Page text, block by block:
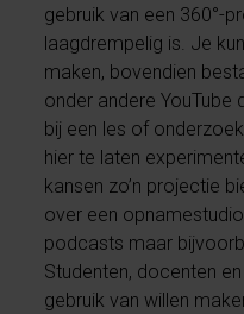
gebruik van een 360°-
laagdrempelig is. Je
maken, bovendien
onder andere YouTube
bij een les of
hier te laten
kansen zo’n projectie
over een
podcasts maar
Studenten, docenten
gebruik van willen